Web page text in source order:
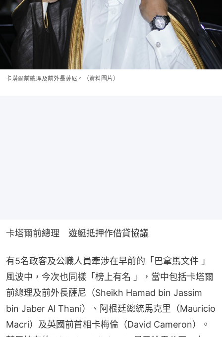
卡塔爾前總理及前外長薩尼。（資料圖片）
卡塔爾前總理　遊艇抵押作借貸協議
有5名政客及公職人員牽涉在早前的「巴拿馬文件 」
風波中，今次也同樣「榜上有名 」，當中包括卡塔爾
前總理及前外長薩尼（Sheikh Hamad bin Jassim
bin Jaber Al Thani）、阿根廷總統馬克里（Mauricio
Macri）及英國前首相卡梅倫（David Cameron）。